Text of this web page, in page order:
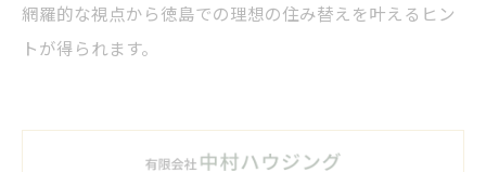
網羅的な視点から徳島での理想の住み替えを叶えるヒン
トが得られます。